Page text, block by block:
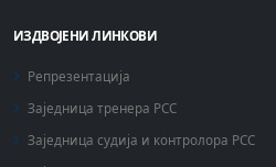
ИЗДВОЈЕНИ ЛИНКОВИ
Репрезентација
Заједница тренера РСС
Заједница судија и контролора РСС